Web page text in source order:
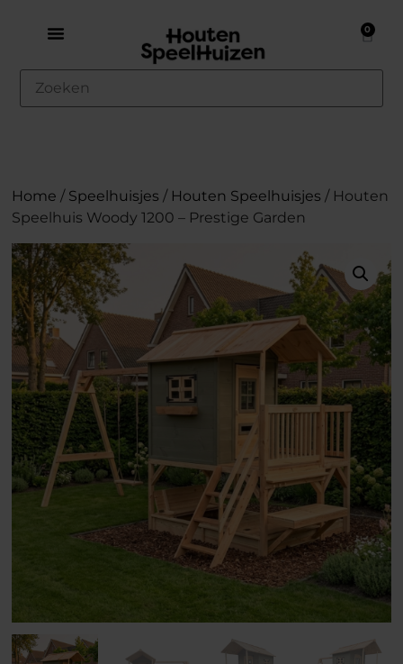
0
Home / Speelhuisjes / Houten Speelhuisjes / Houten
Speelhuis Woody 1200 – Prestige Garden